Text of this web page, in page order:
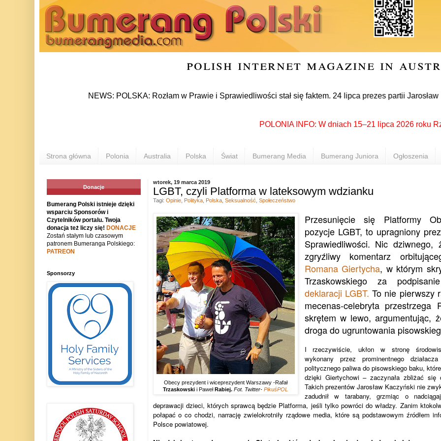
polish internet magazine in
NEWS: POLSKA: Rozłam w Prawie i Sprawiedliwości stał się faktem. 24 lipca prezes partii Jarosław
POLONIA INFO: W dniach 15–21 lipca 2026 roku
Strona główna Polonia Australia Polska Świat Bumerang Media Bumerang Juniora Ogłoszenia
wtorek, 19 marca 2019
LGBT, czyli Platforma w lateksowym wdzianku
Obecy prezydent i wiceprezydent Warszawy -Rafał
Trzaskowski i Paweł Rabiej. Fot. Twitter- PikuśPOL
Przesunięcie się Platformy
pozycje LGBT, to upragniony
Sprawiedliwości. Nic dziwnego,
zgryźliwy komentarz
Romana Giertycha, w którym
Trzaskowskiego za
deklaracji LGBT. To nie pierwszy
mecenas-celebryta przestrzega
skrętem w lewo, argumentując,
droga do ugruntowania
I rzeczywiście, ukłon w stronę
wykonany przez prominentnego
politycznego paliwa do pisowskiego baku,
dzięki Giertychowi – zaczynała zbliżać się
Takich prezentów Jarosław Kaczyński nie
zadudnił w tarabany, grzmiąc o
deprawacji dzieci, których sprawcą będzie Platforma, jeśli tylko powróci do władzy. Zanim
połapać o co chodzi, narrację zwielokrotniły rządowe media, które są podstawowym źródłem
Polsce powiatowej.
Tagi: Opinie, Polityka, Polska, Seksualność Społeczeństwo
Donacje
Bumerang Polski istnieje dzięki
wsparciu Sponsorów i
Czytelników portalu. Twoja
donacja też liczy się! DONACJE
Zostań stałym lub czasowym
patronem Bumeranga Polskiego:
PATREON
Sponsorzy